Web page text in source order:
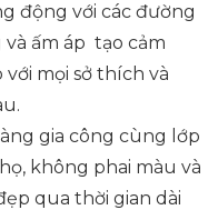
động với các đường
ấm áp tạo cảm
mọi sở thích và
gia công cùng lớp
không phai màu và
qua thời gian dài